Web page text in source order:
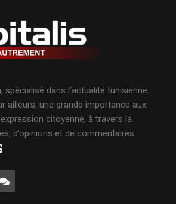
spécialisé dans l’actualité tunisienne.
ailleurs, une grande importance aux
citoyenne, à travers la
d’opinions et de commentaires.